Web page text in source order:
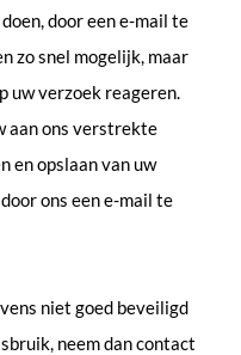
door een e-mail te
zo snel mogelijk, maar
uw verzoek reageren.
aan ons verstrekte
en opslaan van uw
ons een e-mail te
niet goed beveiligd
neem dan contact